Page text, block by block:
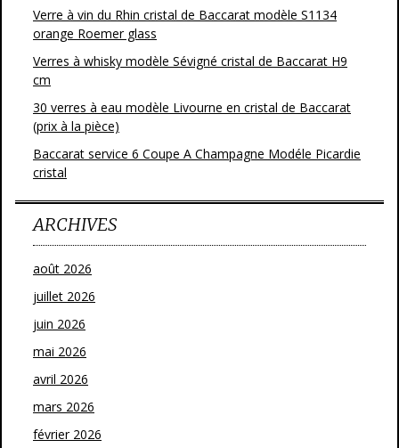
Verre à vin du Rhin cristal de Baccarat modèle S1134
orange Roemer glass
Verres à whisky modèle Sévigné cristal de Baccarat H9
cm
30 verres à eau modèle Livourne en cristal de Baccarat
(prix à la pièce)
Baccarat service 6 Coupe A Champagne Modéle Picardie
cristal
ARCHIVES
août 2026
juillet 2026
juin 2026
mai 2026
avril 2026
mars 2026
février 2026